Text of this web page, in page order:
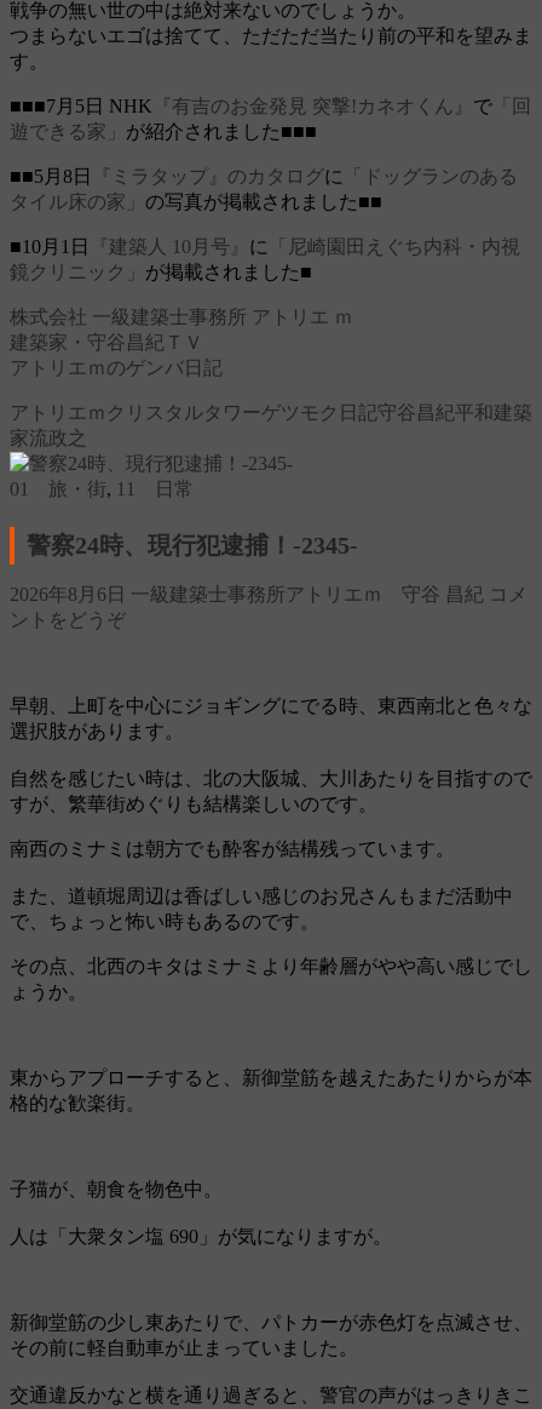
戦争の無い世の中は絶対来ないのでしょうか。
つまらないエゴは捨てて、ただただ当たり前の平和を望みま
す。
■■■7月5日 NHK 『有吉のお金発見 突撃!カネオくん』 で 「回
遊できる家」 が紹介されました■■■
■■5月8日 『ミラタップ』のカタログに
「ドッグランのある
タイル床の家」 の写真が掲載されました■■
■10月1日 『建築人 10月号』 に
「尼崎園田えぐち内科・内視
鏡クリニック」 が掲載されました■
株式会社 一級建築士事務所 アトリエ ｍ
建築家・守谷昌紀ＴＶ
アトリエｍのゲンバ日記
アトリエｍ クリスタルタワーゲツモク日記守谷昌紀平和建築
家流政之
01 旅・街, 11 日常
警察24時、現行犯逮捕！‐2345‐
2026年8月6日 一級建築士事務所アトリエｍ 守谷 昌紀 コメ
ントをどうぞ
早朝、上町を中心にジョギングにでる時、東西南北と色々な
選択肢があります。
自然を感じたい時は、北の大阪城、大川あたりを目指すので
すが、繁華街めぐりも結構楽しいのです。
南西のミナミは朝方でも酔客が結構残っています。
また、道頓堀周辺は香ばしい感じのお兄さんもまだ活動中
で、ちょっと怖い時もあるのです。
その点、北西のキタはミナミより年齢層がやや高い感じでし
ょうか。
東からアプローチすると、新御堂筋を越えたあたりからが本
格的な歓楽街。
子猫が、朝食を物色中。
人は「大衆タン塩 690」が気になりますが。
新御堂筋の少し東あたりで、パトカーが赤色灯を点滅させ、
その前に軽自動車が止まっていました。
交通違反かなと横を通り過ぎると、警官の声がはっきりきこ